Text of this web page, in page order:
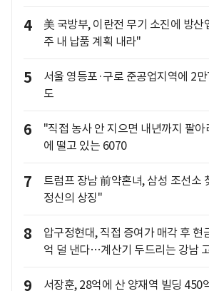
4
美 국방부, 이란전 무기 소진에 방
주 내 납품 계획 내라"
5
서울 영등포·구로 준공업지역에 2
도
6
"직접 농사 안 지으면 내년까지 팔
에 떨고 있는 6070
7
트럼프 장남 前약혼녀, 삼성 조선소
정신의 상징"
8
압구정현대, 직접 증여가 매각 후 현
억 덜 낸다…계산기 두드리는 강남
9 서장훈, 28억에 산 양재역 빌딩 450